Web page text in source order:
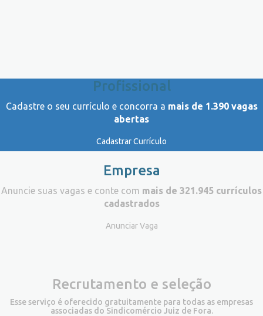
Profissional
Cadastre o seu currículo e concorra a mais de 1.390 vagas
abertas
Cadastrar Currículo
Empresa
Anuncie suas vagas e conte com mais de 321.945 currículos
cadastrados
Anunciar Vaga
Recrutamento e seleção
Esse serviço é oferecido gratuitamente para todas as empresas
associadas do Sindicomércio Juiz de Fora.